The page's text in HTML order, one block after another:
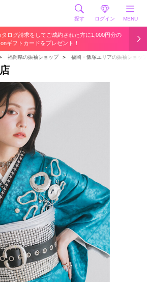
探す ログイン MENU
ログ請求をしてご成約された方に1,000円分の
ギフトカードをプレゼント！
福岡県の振袖ショップ ＞ 福岡・飯塚エリアの振袖ショップ